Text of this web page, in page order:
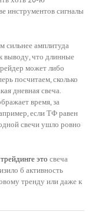
инструментов сигналы
сильнее амплитуда
выводу, что длинные
может либо
посчитаем, сколько
дневная свеча.
время, за
если ТФ равен
свечи ушло ровно
это свеча
б активность
тренду или даже к